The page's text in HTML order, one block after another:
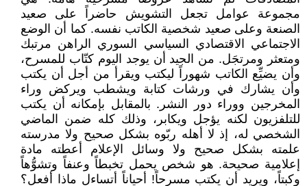
مجموعة عوامل تجعل التشويش حاضراً على صعيد
الصنعة وعلى صعيد شخصية الكاتب نفسه. كما أن الوضع
الاجتماعي الاقتصادي السياسي السوري الراهن مرتبك
ومتعثر ومرتجَل. من الجيد أن يوجد اليوم كتّاب للمسرح،
وأن يضيِّع الكاتب شهوراً ليكتب ويقرأ من أجل أن يكتب
وأن يشارك في ورشات كتابة ويشطب ويركض وراء
المخرجين ووراء دور النشر. بالمقابل بإمكانه أن يكتب
للتلفزيون لكنه يؤجل ويكابر، وذلك كله ضمن الماضي
الشخصي له، إذ لا أهله ربّوه بشكل صحيح ولا مدرسته
علمته بشكل صحيح ولا وسائل الإعلام أعطته مادة
إعلامية صحيحة. هو شخص يحمل تخبطاً وعنفاً وتشوُّهاً
وكبتاً، ويريد أن يكتب مسرحاً! أحياناً أتساءل ماذا أفعل؟